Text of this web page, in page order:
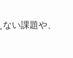
い課題や、